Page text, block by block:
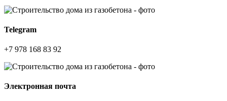
Telegram
+7 978 168 83 92
Электронная почта